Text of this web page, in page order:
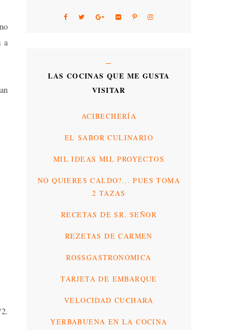
a
LAS COCINAS QUE ME GUSTA
VISITAR
ACIBECHERÍA
EL SABOR CULINARIO
MIL IDEAS MIL PROYECTOS
NO QUIERES CALDO?... PUES TOMA
2 TAZAS
RECETAS DE SR. SEÑOR
REZETAS DE CARMEN
ROSSGASTRONÓMICA
TARJETA DE EMBARQUE
VELOCIDAD CUCHARA
YERBABUENA EN LA COCINA